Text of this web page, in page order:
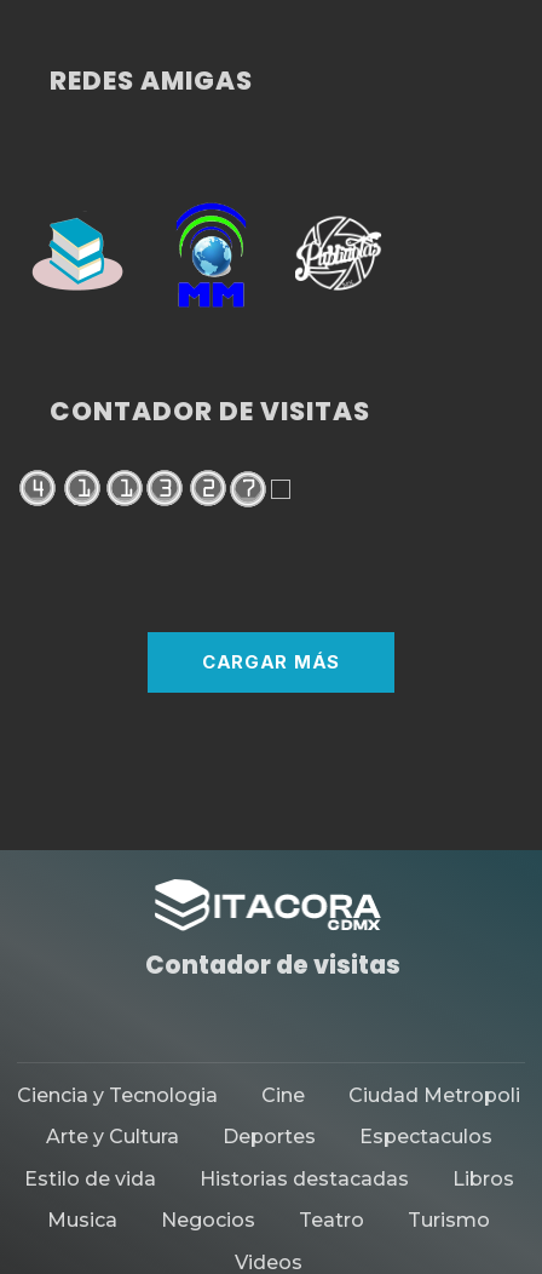
REDES AMIGAS
CONTADOR DE VISITAS
CARGAR MÁS
Contador de visitas
Ciencia y Tecnologia Cine
Ciudad Metropoli
Arte y Cultura
Deportes
Espectaculos
Estilo de vida
Historias destacadas
Libros
Musica
Negocios Teatro
Turismo
Videos